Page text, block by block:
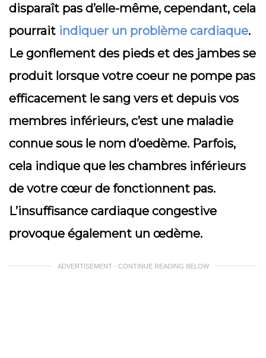
disparaît pas d’elle-même, cependant, cela
pourrait indiquer un problème cardiaque.
Le gonflement des pieds et des jambes se
produit lorsque votre coeur ne pompe pas
efficacement le sang vers et depuis vos
membres inférieurs, c’est une maladie
connue sous le nom d’oedème. Parfois,
cela indique que les chambres inférieurs
de votre cœur de fonctionnent pas.
L’insuffisance cardiaque congestive
provoque également un œdème.
ADVERTISEMENT - CONTINUE READING BELOW